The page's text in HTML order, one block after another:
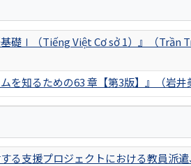
基礎Ⅰ（Tiếng Việt Cơ sở 1）』（Trần
ムを知るための63 章【第3版】』（岩井
る支援プロジェクトにおける教員派